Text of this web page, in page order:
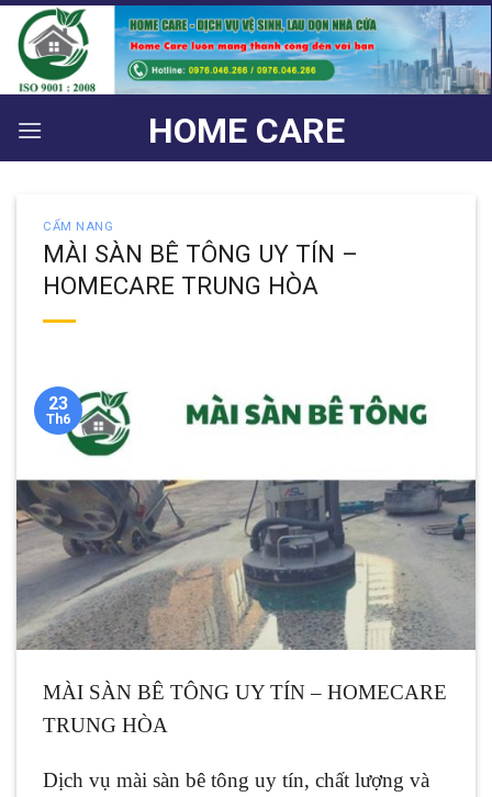
Bỏ
qua
nội
dung
HOME CARE
CẨM NANG
MÀI SÀN BÊ TÔNG UY TÍN –
HOMECARE TRUNG HÒA
23
Th6
MÀI SÀN BÊ TÔNG UY TÍN – HOMECARE
TRUNG HÒA
Dịch vụ mài sàn bê tông uy tín, chất lượng và